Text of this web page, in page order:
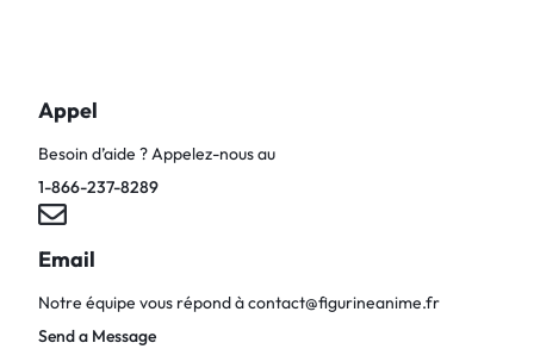
Appel
Besoin d’aide ? Appelez-nous au
1-866-237-8289
Email
Notre équipe vous répond àcontact@figurineanime.fr
Send a Message